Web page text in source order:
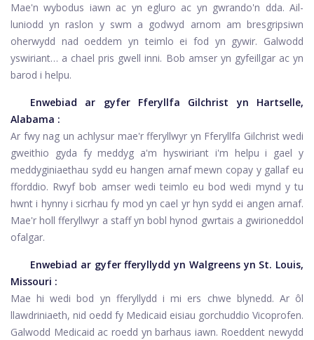
Mae'n wybodus iawn ac yn egluro ac yn gwrando'n dda. Ail-
luniodd yn raslon y swm a godwyd arnom am bresgripsiwn
oherwydd nad oeddem yn teimlo ei fod yn gywir. Galwodd
yswiriant… a chael pris gwell inni. Bob amser yn gyfeillgar ac yn
barod i helpu.
Enwebiad ar gyfer
Fferyllfa Gilchrist yn Hartselle,
Alabama :
Ar fwy nag un achlysur mae'r fferyllwyr yn Fferyllfa Gilchrist wedi
gweithio gyda fy meddyg a'm hyswiriant i'm helpu i gael y
meddyginiaethau sydd eu hangen arnaf mewn copay y gallaf eu
fforddio. Rwyf bob amser wedi teimlo eu bod wedi mynd y tu
hwnt i hynny i sicrhau fy mod yn cael yr hyn sydd ei angen arnaf.
Mae'r holl fferyllwyr a staff yn bobl hynod gwrtais a gwirioneddol
ofalgar.
Enwebiad ar gyfer fferyllydd yn Walgreens yn St. Louis,
Missouri :
Mae hi wedi bod yn fferyllydd i mi ers chwe blynedd. Ar ôl
llawdriniaeth, nid oedd fy Medicaid eisiau gorchuddio Vicoprofen.
Galwodd Medicaid ac roedd yn barhaus iawn. Roeddent newydd